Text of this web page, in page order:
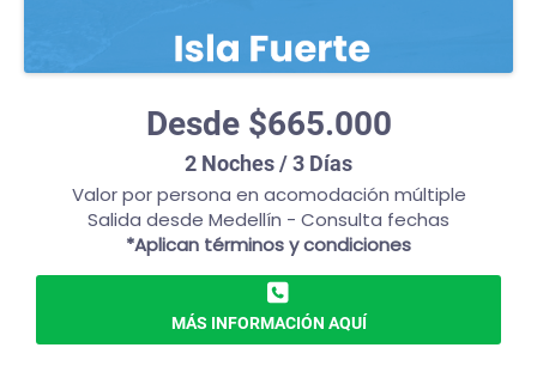
Desde $665.000
2 Noches / 3 Días
Valor por persona en acomodación múltiple
Salida desde Medellín - Consulta fechas
*Aplican términos y condiciones
MÁS INFORMACIÓN AQUÍ